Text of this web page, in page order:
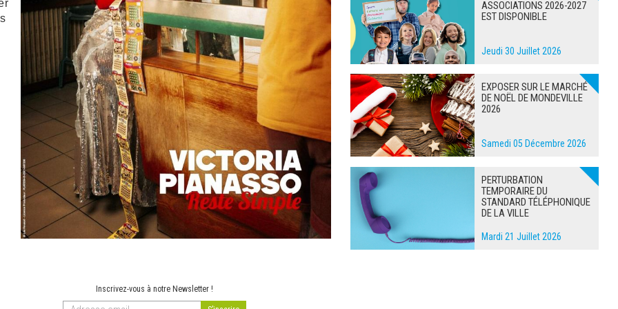
ASSOCIATIONS 2026-2027
EST DISPONIBLE
Jeudi 30 Juillet 2026
EXPOSER SUR LE MARCHÉ
DE NOËL DE MONDEVILLE
2026
Samedi 05 Décembre 2026
PERTURBATION
TEMPORAIRE DU
STANDARD TÉLÉPHONIQUE
DE LA VILLE
Mardi 21 Juillet 2026
Inscrivez-vous à notre Newsletter !